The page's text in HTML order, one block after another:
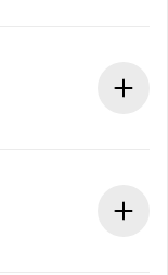
adelantado.